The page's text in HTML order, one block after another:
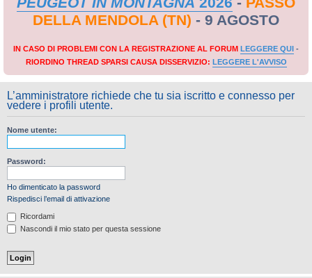
DELLA MENDOLA (TN) - 9 AGOSTO
IN CASO DI PROBLEMI CON LA REGISTRAZIONE AL FORUM LEGGERE QUI -
RIORDINO THREAD SPARSI CAUSA DISSERVIZIO: LEGGERE L'AVVISO
L’amministratore richiede che tu sia iscritto e connesso per
vedere i profili utente.
Nome utente:
Password:
Ho dimenticato la password
Rispedisci l’email di attivazione
Ricordami
Nascondi il mio stato per questa sessione